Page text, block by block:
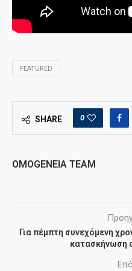
FEATURED
SHARE 0
OMOGENEIA TEAM
Για πέμπτη συνεχόμενη
κατασκήνωση